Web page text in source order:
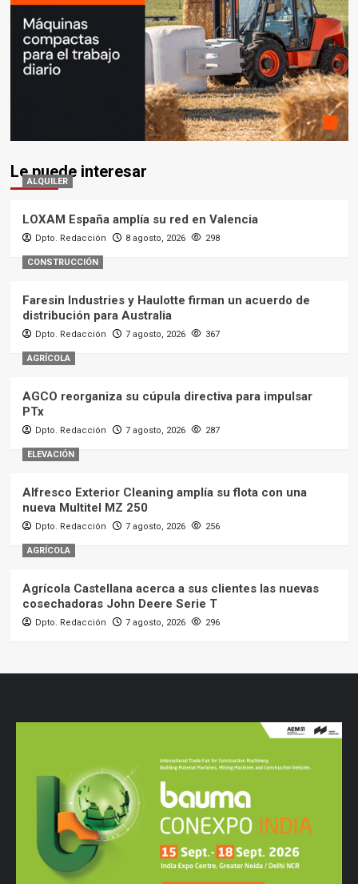
Le puede interesar
ALQUILER
LOXAM España amplía su red en Valencia
Dpto. Redacción 8 agosto, 2026 298
CONSTRUCCIÓN
Faresin Industries y Haulotte firman un acuerdo de
distribución para Australia
Dpto. Redacción 7 agosto, 2026 367
AGRÍCOLA
AGCO reorganiza su cúpula directiva para impulsar
PTx
Dpto. Redacción 7 agosto, 2026 287
ELEVACIÓN
Alfresco Exterior Cleaning amplía su flota con una
nueva Multitel MZ 250
Dpto. Redacción 7 agosto, 2026 256
AGRÍCOLA
Agrícola Castellana acerca a sus clientes las nuevas
cosechadoras John Deere Serie T
Dpto. Redacción 7 agosto, 2026 296